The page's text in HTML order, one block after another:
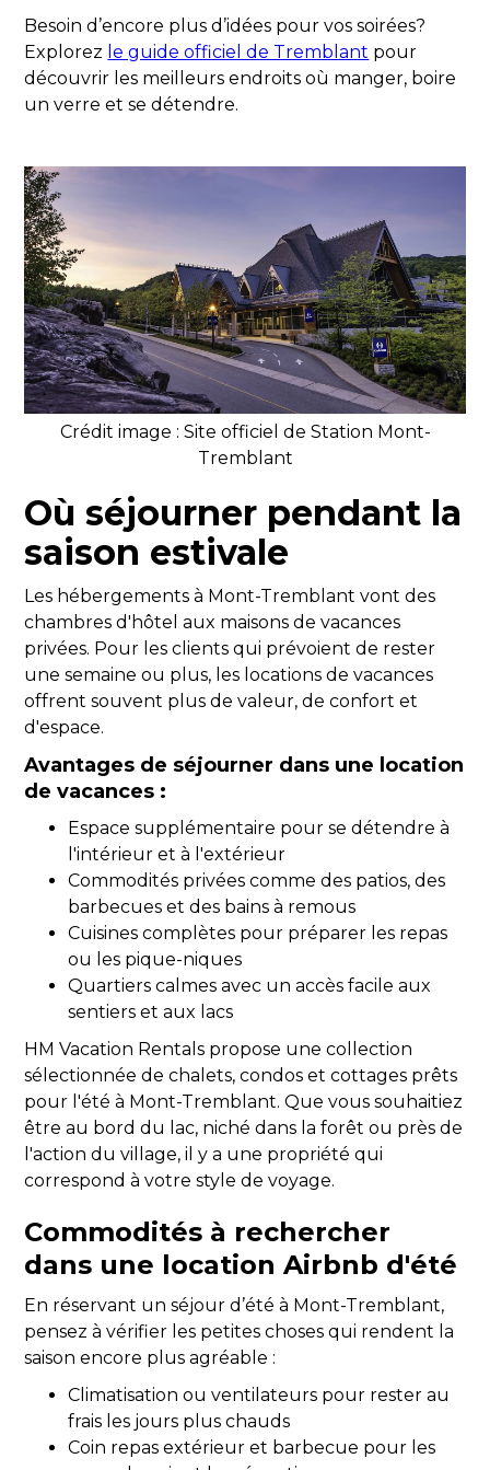
Besoin d’encore plus d’idées pour vos soirées?
Explorez le guide officiel de Tremblant pour
découvrir les meilleurs endroits où manger, boire
un verre et se détendre.
Crédit image : Site officiel de Station Mont-
Tremblant
Où séjourner pendant la
saison estivale
Les hébergements à Mont-Tremblant vont des
chambres d'hôtel aux maisons de vacances
privées. Pour les clients qui prévoient de rester
une semaine ou plus, les locations de vacances
offrent souvent plus de valeur, de confort et
d'espace.
Avantages de séjourner dans une location
de vacances :
Espace supplémentaire pour se détendre à
l'intérieur et à l'extérieur
Commodités privées comme des patios, des
barbecues et des bains à remous
Cuisines complètes pour préparer les repas
ou les pique-niques
Quartiers calmes avec un accès facile aux
sentiers et aux lacs
HM Vacation Rentals propose une collection
sélectionnée de chalets, condos et cottages prêts
pour l'été à Mont-Tremblant. Que vous souhaitiez
être au bord du lac, niché dans la forêt ou près de
l'action du village, il y a une propriété qui
correspond à votre style de voyage.
Commodités à rechercher
dans une location Airbnb d'été
En réservant un séjour d’été à Mont-Tremblant,
pensez à vérifier les petites choses qui rendent la
saison encore plus agréable :
Climatisation ou ventilateurs pour rester au
frais les jours plus chauds
Coin repas extérieur et barbecue pour les